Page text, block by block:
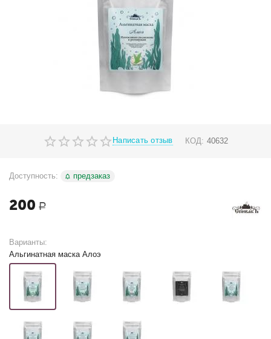
Написать отзыв КОД: 40632
Доступность: предзаказ
200 Р
Варианты:
Альгинатная маска Алоэ